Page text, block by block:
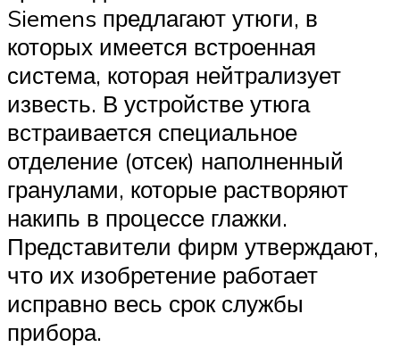
Siemens предлагают утюги, в
которых имеется встроенная
система, которая нейтрализует
известь. В устройстве утюга
встраивается специальное
отделение (отсек) наполненный
гранулами, которые растворяют
накипь в процессе глажки.
Представители фирм утверждают,
что их изобретение работает
исправно весь срок службы
прибора.